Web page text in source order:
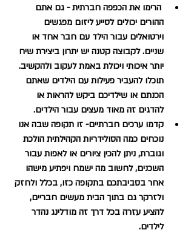
הרימו את הכפפה חברתית - גם אתם
ההורים יכולים לסייע ליזום מפגשים
וירטואלים עבור הילד עם חבר אחד או
שניים. לקבוצה קטנה יש יתרון ביצירת שיח
יותר איכותי ויכולת באמת לעקוב ולהקשיב.
תוכלו להעביר פעילות עם הילדים שאתם
הכנתם או שילדיכם ביקש להראות או
להדגים זה מאוד מעצים עבור הילדים.
קדמו ערכים חברתיים- זו תקופה שבה אנו
נוכחים כמה הסולידריות הקהילתית הולכת
וגוברת, ניתן להכין ציורים או לאפות עבור
השכנים, לחשוב מה ישמח ויפתיע מישהו
אחר בסביבתכם בתקופה כזו, בכלל ולחזק
ולזרקר גם בתוך הבית מעשים חבריים,
להציע עזרה בכל דרך זה מודלינג נהדר
לילדים.